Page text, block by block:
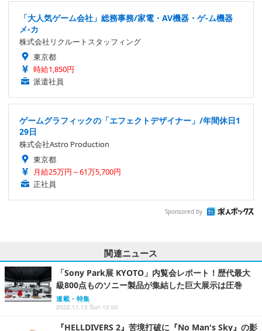
「大人気ゲーム会社」総務事務/家電・AV機器・ゲ-ム機器
メ-カ
株式会社リクルートスタッフィング
東京都
時給1,850円
派遣社員
ゲームグラフィックの「エフェクトデザイナー」/年間休日1
29日
株式会社Astro Production
東京都
月給25万円～61万5,700円
正社員
Sponsored by
関連ニュース
「Sony Park展 KYOTO」内覧会レポート！歴代最大
級800点ものソニー製品が集結した巨大展示は圧巻
連載・特集
2022.11.13 Sun 12:00
『HELLDIVERS 2』苦境打破に『No Man's Sky』の影